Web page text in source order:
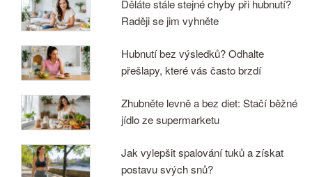
Děláte stále stejné chyby při hubnutí?
Raději se jim vyhněte
Hubnutí bez výsledků? Odhalte
přešlapy, které vás často brzdí
Zhubněte levně a bez diet: Stačí běžné
jídlo ze supermarketu
Jak vylepšit spalování tuků a získat
postavu svých snů?